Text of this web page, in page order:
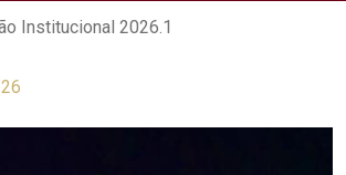
2026.1 - Unicap
Institucional 2026.1